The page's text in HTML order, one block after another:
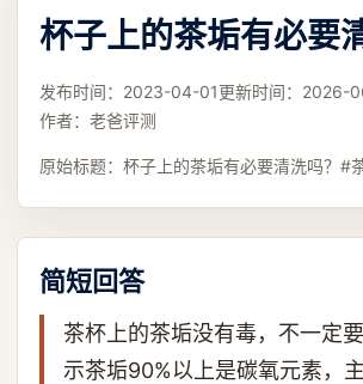
杯子上的茶垢有必要
发布时间： 2023-04-01更新时间： 2026-
作者： 老爸评测
原始标题： 杯子上的茶垢有必要清洗吗？#
简短回答
茶杯上的茶垢没有毒，不一定
示茶垢90%以上是碳氧元素，